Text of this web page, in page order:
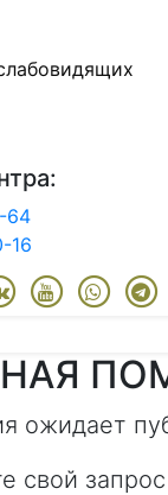
64
16
ожидает
свой